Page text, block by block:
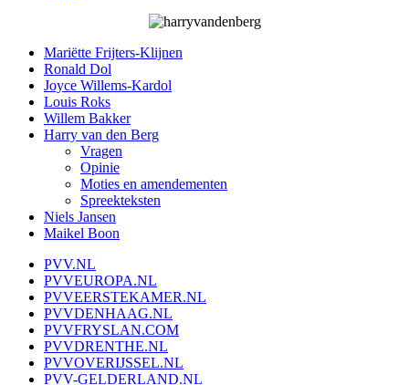
Mariëtte Frijters-Klijnen
Ronald Dol
Joyce Willems-Kardol
Louis Roks
Willem Bakker
Harry van den Berg
Vragen
Opinie
Moties en amendementen
Spreekteksten
Niels Jansen
Maikel Boon
PVV.NL
PVVEUROPA.NL
PVVEERSTEKAMER.NL
PVVDENHAAG.NL
PVVFRYSLAN.COM
PVVDRENTHE.NL
PVVOVERIJSSEL.NL
PVV-GELDERLAND.NL